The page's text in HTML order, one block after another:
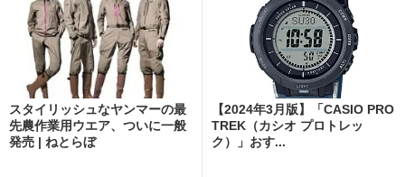
スタイリッシュなヤンマーの最
先農作業用ウエア、ついに一般
発売 | ねとらぼ
【2024年3月版】「CASIO PRO
TREK（カシオ プロトレッ
ク）」おす...